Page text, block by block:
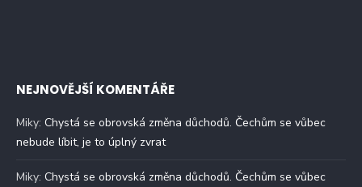
NEJNOVĚJŠÍ KOMENTÁŘE
Miky: Chystá se obrovská změna důchodů. Čechům se vůbec
nebude líbit, je to úplný zvrat
Miky: Chystá se obrovská změna důchodů. Čechům se vůbec